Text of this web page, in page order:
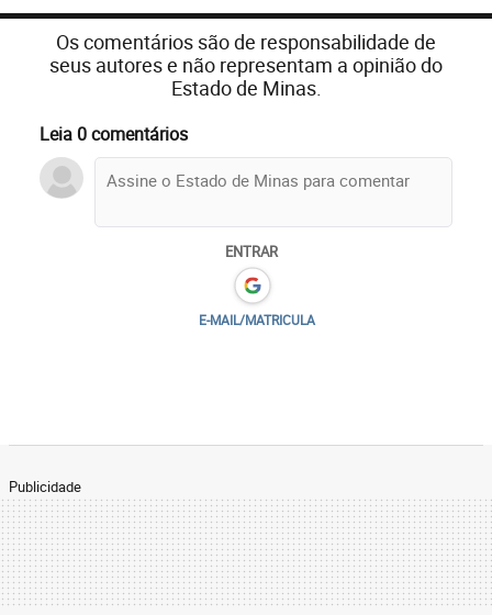
Os comentários são de responsabilidade de
seus autores e não representam a opinião do
Estado de Minas.
Leia 0 comentários
ENTRAR
E-MAIL/MATRICULA
Publicidade